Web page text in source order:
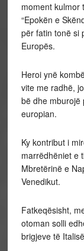
moment kulmor
“Epokën e
për fatin tonë si
Europës.
Heroi ynë
vite me radhë,
bë dhe mburojë
europian.
Ky kontribut i
marrëdhëniet e
Mbretërinë e
Venedikut.
Fatkeqësisht,
otoman solli
brigjeve të